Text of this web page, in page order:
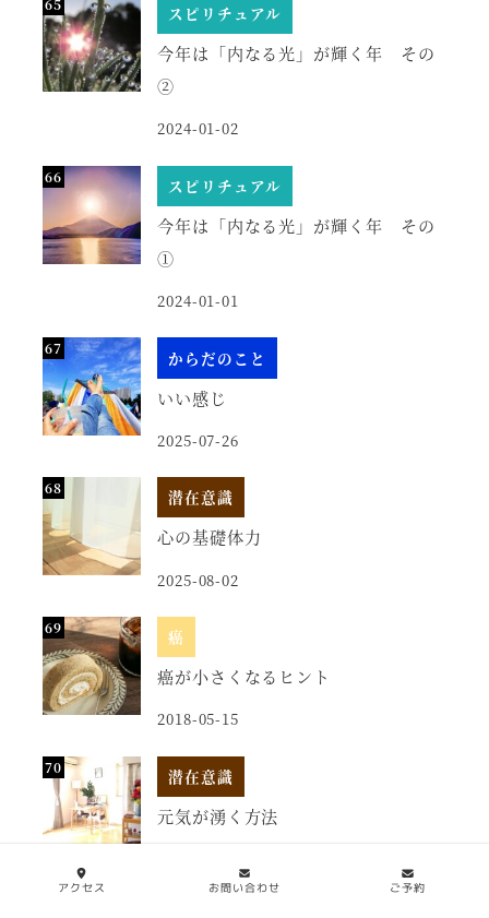
スピリチュアル
今年は「内なる光」が輝く年 その
②
2024-01-02
スピリチュアル
今年は「内なる光」が輝く年 その
①
2024-01-01
からだのこと
いい感じ
2025-07-26
潜在意識
心の基礎体力
2025-08-02
癌
癌が小さくなるヒント
2018-05-15
潜在意識
元気が湧く方法
アクセス お問い合わせ ご予約